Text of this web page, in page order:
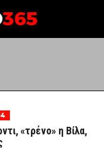
«τρένο» η Βίλα,